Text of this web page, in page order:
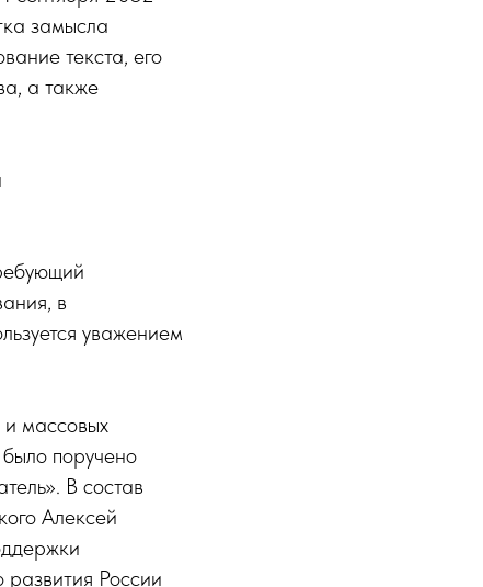
замысла
текста, его
а также
в
уважением
массовых
поручено
В состав
Алексей
России